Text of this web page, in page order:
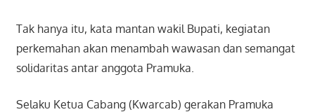
Tak hanya itu, kata mantan wakil Bupati, kegiatan
perkemahan akan menambah wawasan dan semangat
solidaritas antar anggota Pramuka.
Selaku Ketua Cabang (Kwarcab) gerakan Pramuka